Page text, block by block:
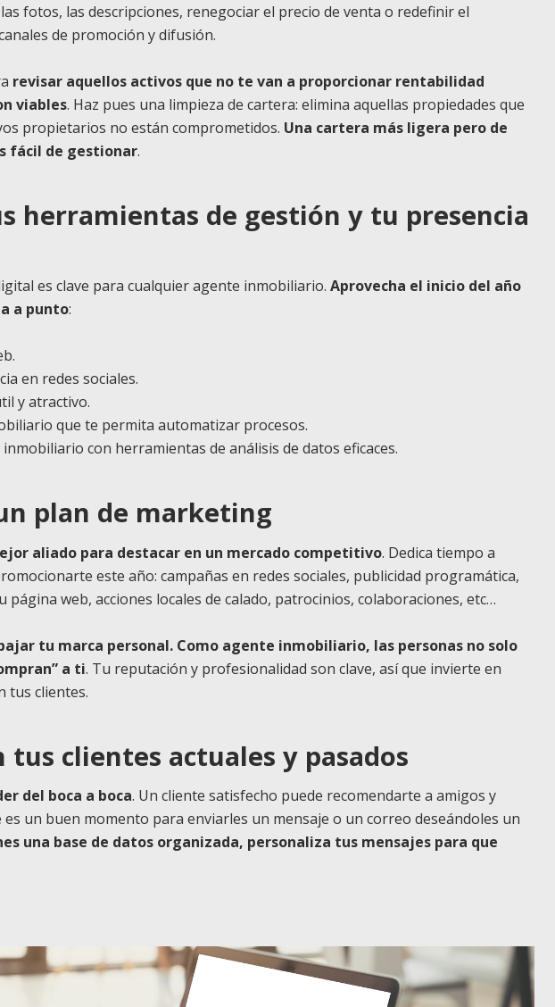
fotos, las descripciones, renegociar el precio de venta o redefinir el
de promoción y difusión.
revisar aquellos activos que no te van a proporcionar rentabilidad
viables. Haz pues una limpieza de cartera: elimina aquellas propiedades que
propietarios no están comprometidos. Una cartera más ligera pero de
fácil de gestionar.
herramientas de gestión y tu presencia
es clave para cualquier agente inmobiliario. Aprovecha el inicio del año
a punto:
en redes sociales.
y atractivo.
que te permita automatizar procesos.
con herramientas de análisis de datos eficaces.
plan de marketing
aliado para destacar en un mercado competitivo. Dedica tiempo a
este año: campañas en redes sociales, publicidad programática,
página web, acciones locales de calado, patrocinios, colaboraciones, etc…
tu marca personal. Como agente inmobiliario, las personas no solo
a ti. Tu reputación y profesionalidad son clave, así que invierte en
tus clientes.
tus clientes actuales y pasados
del boca a boca. Un cliente satisfecho puede recomendarte a amigos y
es un buen momento para enviarles un mensaje o un correo deseándoles un
una base de datos organizada, personaliza tus mensajes para que